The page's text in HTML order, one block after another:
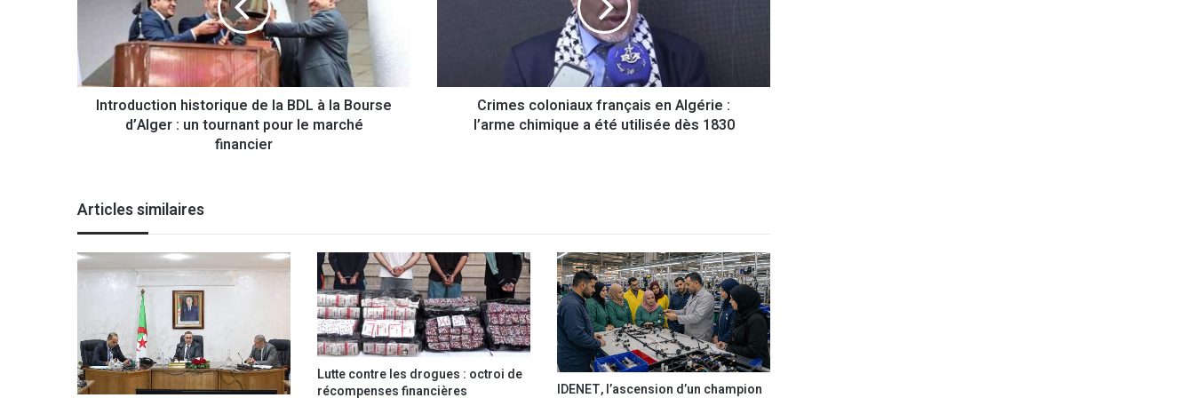
u
c
t
t
o
r
i
d
e
l
Introduction historique de la BDL à la Bourse
d’Alger : un tournant pour le marché
financier
l
r
a
n
ç
a
i
s
n
Crimes coloniaux français en Algérie :
l’arme chimique a été utilisée dès 1830
Articles similaires
Lutte contre les drogues : octroi de
récompenses financières
IDENET, l’ascension d’un champion